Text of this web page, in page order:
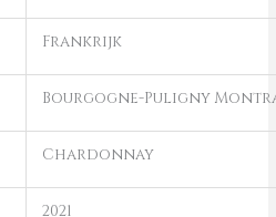
Frankrijk
Bourgogne-Puligny
Chardonnay
2021